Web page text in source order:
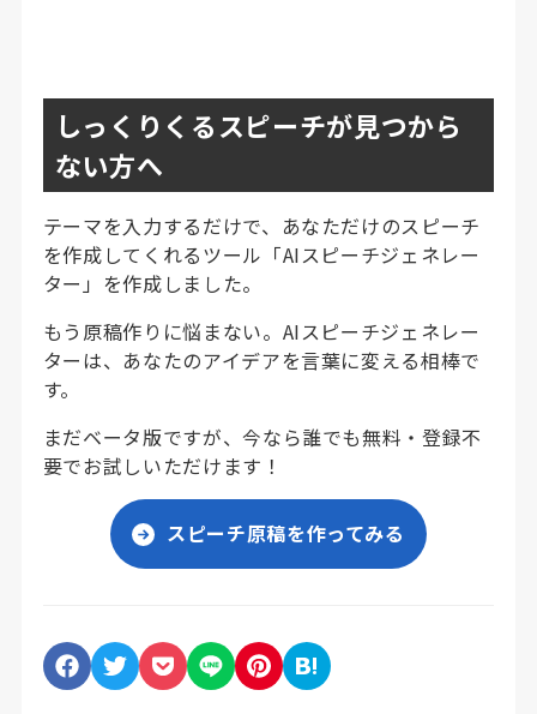
しっくりくるスピーチが見つから
ない方へ
テーマを入力するだけで、あなただけのスピーチ
を作成してくれるツール「AIスピーチジェネレー
ター」を作成しました。
もう原稿作りに悩まない。AIスピーチジェネレー
ターは、あなたのアイデアを言葉に変える相棒で
す。
まだベータ版ですが、今なら誰でも無料・登録不
要でお試しいただけます！
スピーチ原稿を作ってみる